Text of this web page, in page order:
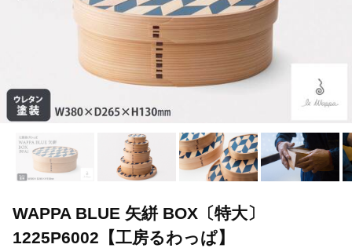
WAPPA BLUE 矢絣 BOX〔特大〕
1225P6002【工房るわっぱ】